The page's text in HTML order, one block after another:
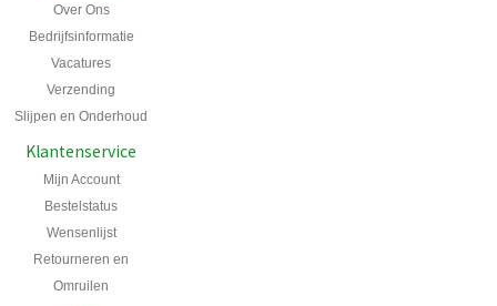
Over Ons
Bedrijfsinformatie
Vacatures
Verzending
Slijpen en Onderhoud
Klantenservice
Mijn Account
Bestelstatus
Wensenlijst
Retourneren en
Omruilen